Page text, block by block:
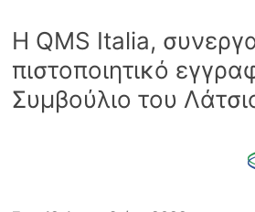
Η QMS Italia,
πιστοποιητικό
Συμβούλιο του